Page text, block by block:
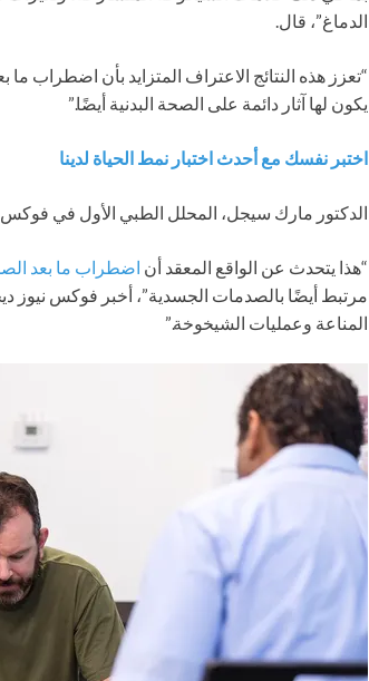
الدماغ”، قال.
“تعزز هذه النتائج الاعتراف المتزايد بأن اضطراب
يكون لها آثار دائمة على الصحة البدنية أيضًا.”
اختبر نفسك مع أحدث اختبار نمط الحياة لدينا
الدكتور مارك سيجل، المحلل الطبي الأول في فوكس
“هذا يتحدث عن الواقع المعقد أن اضطراب ما بعد
مرتبط أيضًا بالصدمات الجسدية”، أخبر فوكس نيوز
المناعة وعمليات الشيخوخة.”